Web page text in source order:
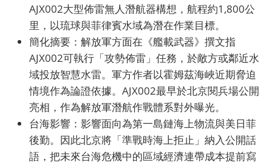
AJX002大型佈雷無人潛航器構想，航程約1,800公
里，以琉球與菲律賓水域為潛在作業目標。
簡化摘要：解放軍方面在《艦載武器》撰文指
AJX002可執行「攻勢佈雷」任務，於敵方或鄰近水
域投放智慧水雷。軍方作者以霍姆茲海峽近期脅迫
情境作為論證依據。AJX002最早於北京閱兵場公開
亮相，作為解放軍潛航作戰體系對外曝光。
台海影響：影響面向為第一島鏈海上物流與美日菲
後勤。因此北京將「準戰時海上拒止」納入公開話
語，把未來台海危機中的區域經濟連帶成本提前寫